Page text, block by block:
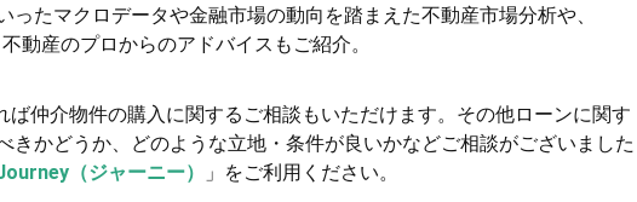
たマクロデータや金融市場の動向を踏まえた不動産市場分析や、
動産のプロからのアドバイスもご紹介。
ば仲介物件の購入に関するご相談もいただけます。その他ローンに関す
きかどうか、どのような立地・条件が良いかなどご相談がございました
（ジャーニー） 」をご利用ください。